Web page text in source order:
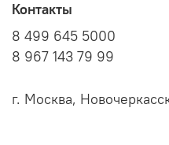
Контакты
8 499 645 5000
8 967 143 79 99
г. Москва,